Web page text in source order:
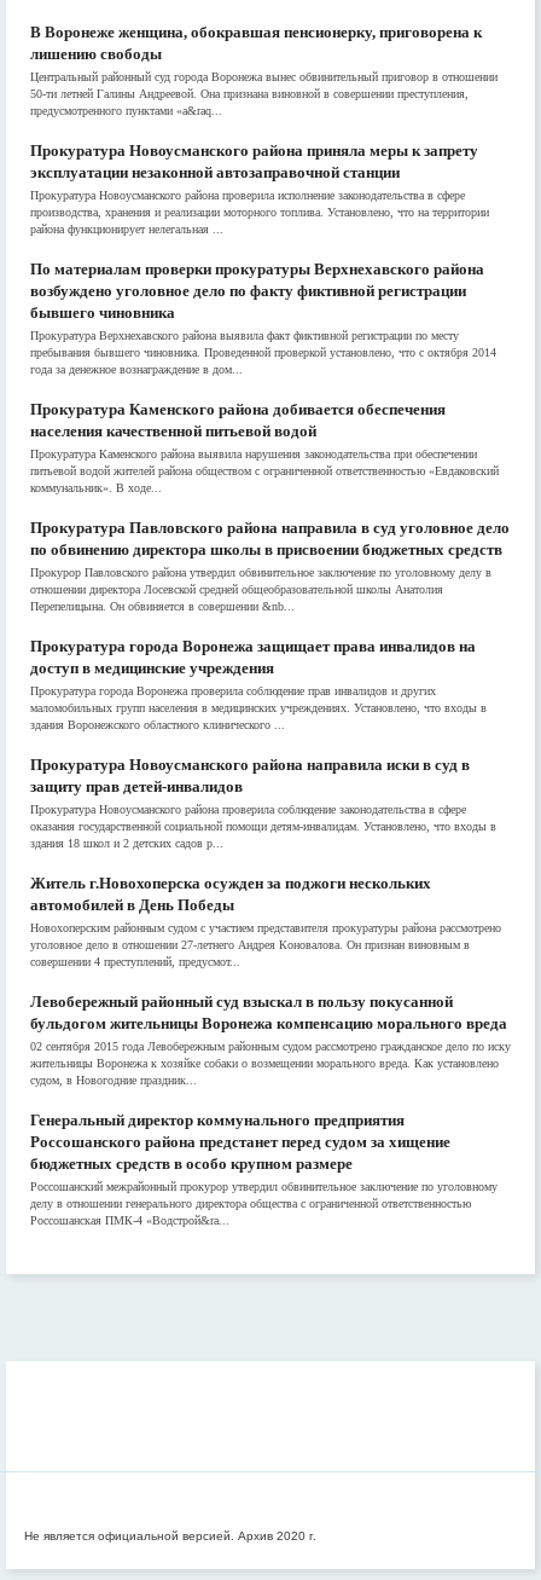
В Воронеже женщина, обокравшая пенсионерку, приговорена к
лишению свободы
Центральный районный суд города Воронежа вынес обвинительный приговор в отношении
50-ти летней Галины Андреевой. Она признана виновной в совершении преступления,
предусмотренного пунктами «а&raq...
Прокуратура Новоусманского района приняла меры к запрету
эксплуатации незаконной автозаправочной станции
Прокуратура Новоусманского района проверила исполнение законодательства в сфере
производства, хранения и реализации моторного топлива. Установлено, что на территории
района функционирует нелегальная ...
По материалам проверки прокуратуры Верхнехавского района
возбуждено уголовное дело по факту фиктивной регистрации
бывшего чиновника
Прокуратура Верхнехавского района выявила факт фиктивной регистрации по месту
пребывания бывшего чиновника. Проведенной проверкой установлено, что с октября 2014
года за денежное вознаграждение в дом...
Прокуратура Каменского района добивается обеспечения
населения качественной питьевой водой
Прокуратура Каменского района выявила нарушения законодательства при обеспечении
питьевой водой жителей района обществом с ограниченной ответственностью «Евдаковский
коммунальник». В ходе...
Прокуратура Павловского района направила в суд уголовное дело
по обвинению директора школы в присвоении бюджетных средств
Прокурор Павловского района утвердил обвинительное заключение по уголовному делу в
отношении директора Лосевской средней общеобразовательной школы Анатолия
Перепелицына. Он обвиняется в совершении &nb...
Прокуратура города Воронежа защищает права инвалидов на
доступ в медицинские учреждения
Прокуратура города Воронежа проверила соблюдение прав инвалидов и других
маломобильных групп населения в медицинских учреждениях. Установлено, что входы в
здания Воронежского областного клинического ...
Прокуратура Новоусманского района направила иски в суд в
защиту прав детей-инвалидов
Прокуратура Новоусманского района проверила соблюдение законодательства в сфере
оказания государственной социальной помощи детям-инвалидам. Установлено, что входы в
здания 18 школ и 2 детских садов р...
Житель г.Новохоперска осужден за поджоги нескольких
автомобилей в День Победы
Новохоперским районным судом с участием представителя прокуратуры района рассмотрено
уголовное дело в отношении 27-летнего Андрея Коновалова. Он признан виновным в
совершении 4 преступлений, предусмот...
Левобережный районный суд взыскал в пользу покусанной
бульдогом жительницы Воронежа компенсацию морального вреда
02 сентября 2015 года Левобережным районным судом рассмотрено гражданское дело по иску
жительницы Воронежа к хозяйке собаки о возмещении морального вреда. Как установлено
судом, в Новогодние праздник...
Генеральный директор коммунального предприятия
Россошанского района предстанет перед судом за хищение
бюджетных средств в особо крупном размере
Россошанский межрайонный прокурор утвердил обвинительное заключение по уголовному
делу в отношении генерального директора общества с ограниченной ответственностью
Россошанская ПМК-4 «Водстрой&ra...
Не является официальной версией. Архив 2020 г.